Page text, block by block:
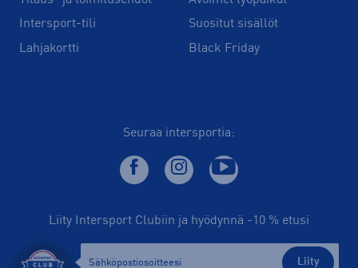
Intersport-tili
Lahjakortti
Suositut sisällöt
Black Friday
Seuraa intersportia:
Liity Intersport Clubiin ja hyödynnä -10 % etusi
Liity